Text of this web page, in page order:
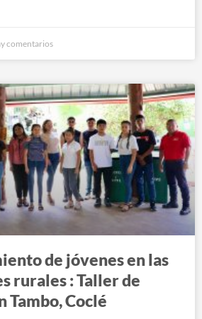
comentarios
de jóvenes en las
rurales : Taller de
Tambo, Coclé